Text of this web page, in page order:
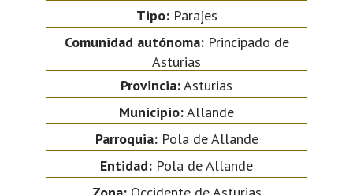
Tipo:Parajes
Comunidad autónoma:Principado de
Asturias
Provincia:Asturias
Municipio:Allande
Parroquia:Pola de Allande
Entidad: Pola de Allande